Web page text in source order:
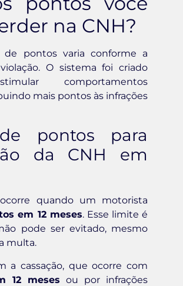
na CNH?
de pontos varia conforme a
O sistema foi criado
comportamentos
mais pontos às infrações
pontos para
da CNH em
quando um motorista
em 12 meses. Esse limite é
pode ser evitado, mesmo
multa.
a cassação, que ocorre com
12 meses ou por infrações